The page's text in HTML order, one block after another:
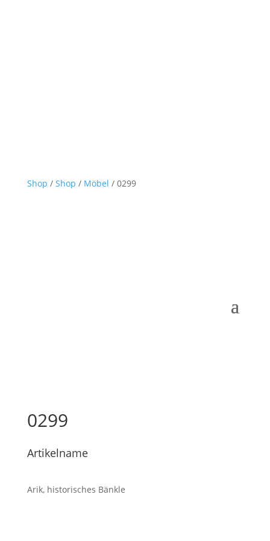
Shop / Shop / Möbel / 0299
0299
Artikelname
Arik, historisches Bänkle